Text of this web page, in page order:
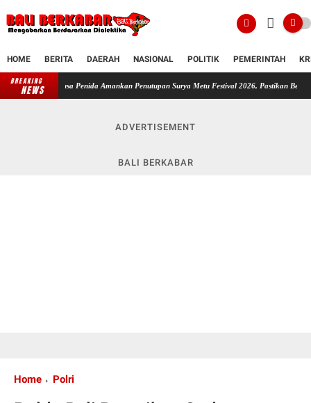
HOME BERITA DAERAH NASIONAL POLITIK PEMERINTAH
BREAKING
NEWS
Penida Amankan Penutupan Surya Metu Festival 2026, Pastikan Berjalan Kondusif
ADVERTISEMENT
BALI BERKABAR
Home Polri